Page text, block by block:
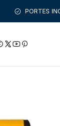
PORTES
PNEUMÁTICAS